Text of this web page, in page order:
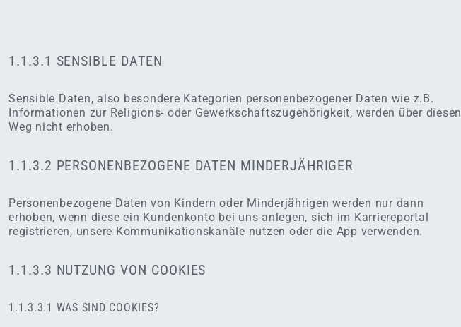
1.1.3.1 SENSIBLE DATEN
Sensible Daten, also besondere Kategorien personenbezogener Daten wie z.B.
Informationen zur Religions- oder Gewerkschaftszugehörigkeit, werden über diesen
Weg nicht erhoben.
1.1.3.2 PERSONENBEZOGENE DATEN MINDERJÄHRIGER
Personenbezogene Daten von Kindern oder Minderjährigen werden nur dann
erhoben, wenn diese ein Kundenkonto bei uns anlegen, sich im Karriereportal
registrieren, unsere Kommunikationskanäle nutzen oder die App verwenden.
1.1.3.3 NUTZUNG VON COOKIES
1.1.3.3.1 WAS SIND COOKIES?